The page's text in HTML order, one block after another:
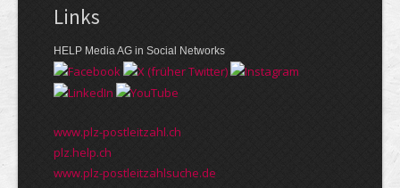
Links
HELP Media AG in Social Networks
www.plz-postleitzahl.ch
plz.help.ch
www.plz-postleitzahlsuche.de